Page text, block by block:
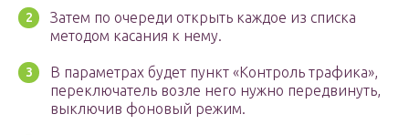
Затем по очереди открыть каждое из списка
методом касания к нему.
В параметрах будет пункт «Контроль трафика»,
переключатель возле него нужно передвинуть,
выключив фоновый режим.